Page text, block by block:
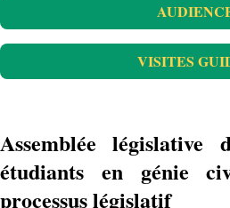
VISITES
Assemblée législative
étudiants en génie
processus législatif